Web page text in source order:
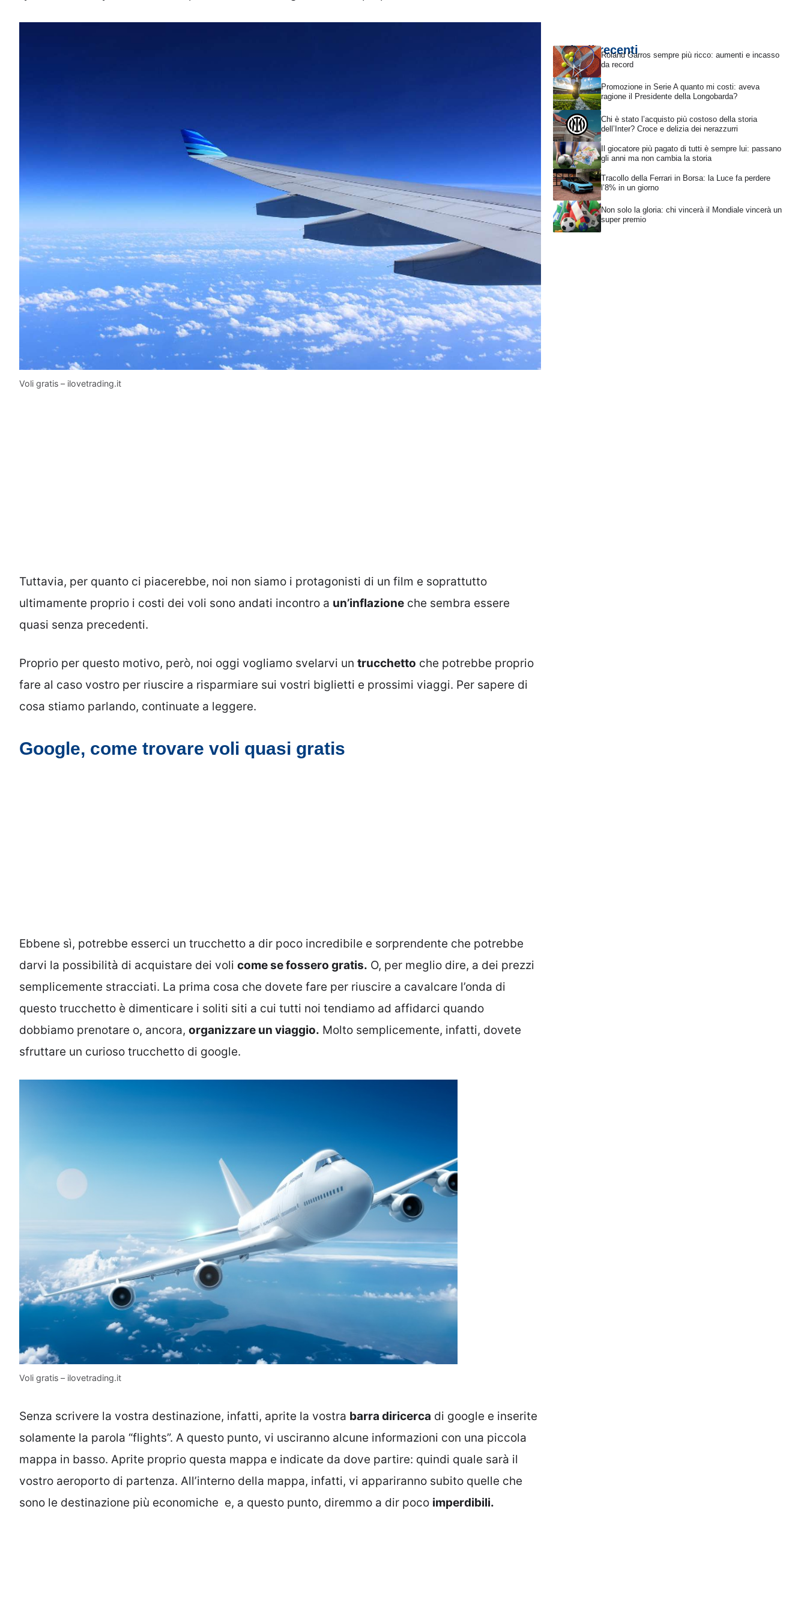
Voli gratis – ilovetrading.it
Tuttavia, per quanto ci piacerebbe, noi non siamo i protagonisti di un film e soprattutto
ultimamente proprio i costi dei voli sono andati incontro a un’inflazione che sembra essere
quasi senza precedenti.
Proprio per questo motivo, però, noi oggi vogliamo svelarvi un trucchetto che potrebbe proprio
fare al caso vostro per riuscire a risparmiare sui vostri biglietti e prossimi viaggi. Per sapere di
cosa stiamo parlando, continuate a leggere.
Google, come trovare voli quasi gratis
Ebbene sì, potrebbe esserci un trucchetto a dir poco incredibile e sorprendente che potrebbe
darvi la possibilità di acquistare dei voli come se fossero gratis. O, per meglio dire, a dei prezzi
semplicemente stracciati. La prima cosa che dovete fare per riuscire a cavalcare l’onda di
questo trucchetto è dimenticare i soliti siti a cui tutti noi tendiamo ad affidarci quando
dobbiamo prenotare o, ancora, organizzare un viaggio. Molto semplicemente, infatti, dovete
sfruttare un curioso trucchetto di google.
Voli gratis – ilovetrading.it
Senza scrivere la vostra destinazione, infatti, aprite la vostra barra diricerca di google e inserite
solamente la parola “flights”. A questo punto, vi usciranno alcune informazioni con una piccola
mappa in basso. Aprite proprio questa mappa e indicate da dove partire: quindi quale sarà il
vostro aeroporto di partenza. All’interno della mappa, infatti, vi appariranno subito quelle che
sono le destinazione più economiche e, a questo punto, diremmo a dir poco imperdibili.
Articoli recentiRoland Garros sempre più ricco: aumenti e incasso
da record
Promozione in Serie A quanto mi costi: aveva
ragione il Presidente della Longobarda?
Chi è stato l’acquisto più costoso della storia
dell’Inter? Croce e delizia dei nerazzurri
Il giocatore più pagato di tutti è sempre lui: passano
gli anni ma non cambia la storia
Tracollo della Ferrari in Borsa: la Luce fa perdere
l’8% in un giorno
Non solo la gloria: chi vincerà il Mondiale vincerà un
super premio